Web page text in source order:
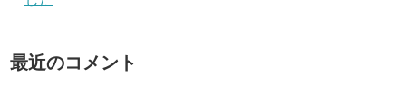
最近のコメント